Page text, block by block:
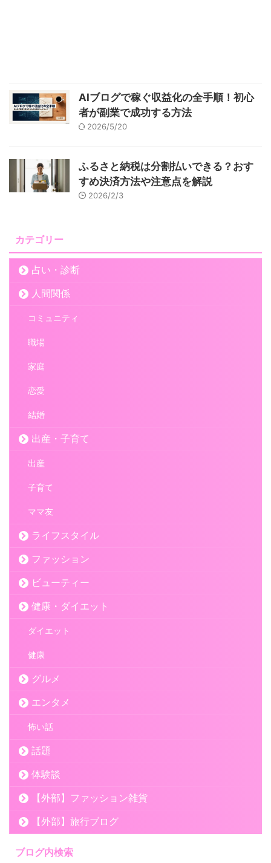
AIブログで稼ぐ収益化の全手順！初心
者が副業で成功する方法
2026/5/20
ふるさと納税は分割払いできる？おす
すめ決済方法や注意点を解説
2026/2/3
カテゴリー
占い・診断
人間関係
コミュニティ
職場
家庭
恋愛
結婚
出産・子育て
出産
子育て
ママ友
ライフスタイル
ファッション
ビューティー
健康・ダイエット
ダイエット
健康
グルメ
エンタメ
怖い話
話題
体験談
【外部】ファッション雑貨
【外部】旅行ブログ
ブログ内検索